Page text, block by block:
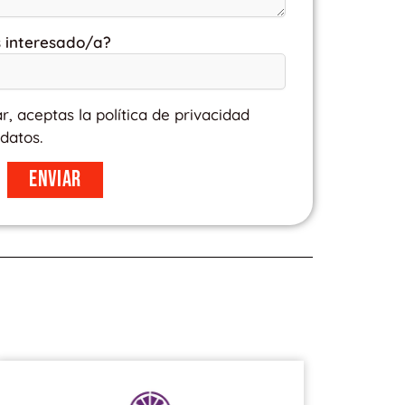
interesado/a?
aceptas la política de privacidad
Enviar